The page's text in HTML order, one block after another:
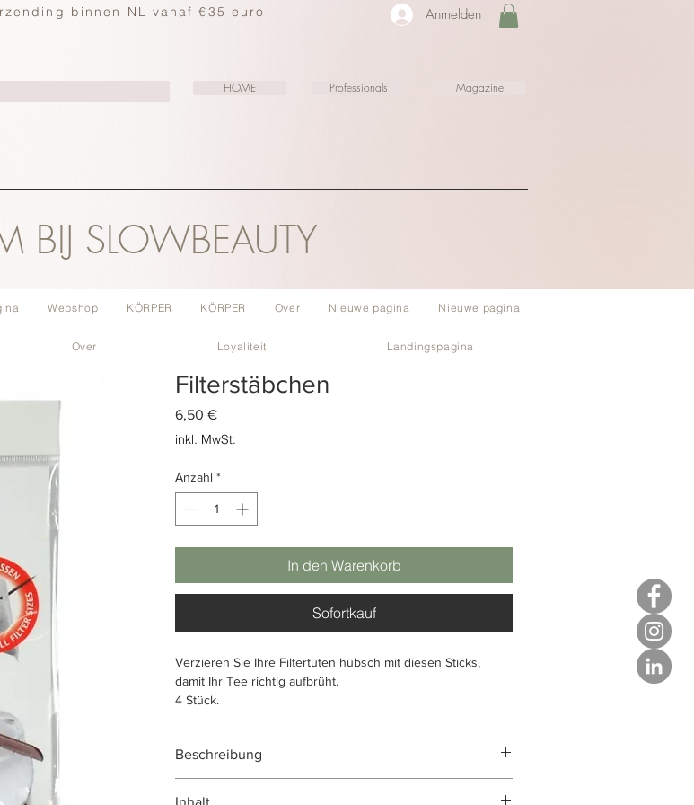
binnen NL vanaf €35 euro Anmelden
HOME Professionals Magazine
BIJ SLOWBEAUTY
Webshop KÖRPER KÖRPER Over Nieuwe pagina Nieuwe pagina
Over Loyaliteit Landingspagina
Filterstäbchen
6,50 €Preis
inkl. MwSt.
Anzahl *
In den Warenkorb
Sofortkauf
Verzieren Sie Ihre Filtertüten hübsch mit diesen Sticks,
damit Ihr Tee richtig aufbrüht.
4 Stück.
Beschreibung